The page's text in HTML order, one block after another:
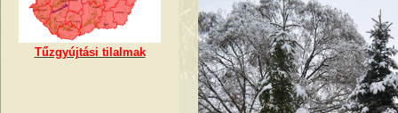
Tűzgyújtási tilalmak